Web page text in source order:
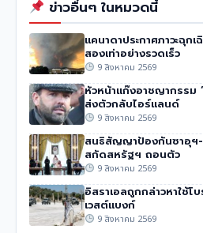
ข่าวอื่นๆ ในหมวดนี้
แคนาดาประกาศภาวะฉุก
สองเท่าอย่างรวดเร็ว
9 สิงหาคม 2569
หัวหน้าแก๊งอาชญากรรม
ส่งตัวกลับไอร์แลนด์
9 สิงหาคม 2569
สนธิสัญญาป้องกันซาอุฯ-
สกัดสหรัฐฯ ถอนตัว
9 สิงหาคม 2569
อิสราเอลถูกกล่าวหาใช้
เวสต์แบงก์
9 สิงหาคม 2569